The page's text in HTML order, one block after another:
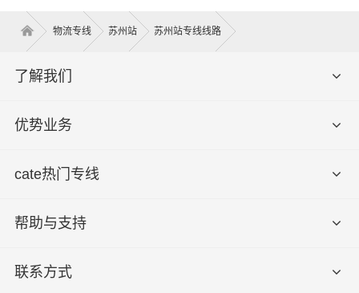
物流专线 苏州站 苏州站专线线路
了解我们
优势业务
cate热门专线
帮助与支持
联系方式